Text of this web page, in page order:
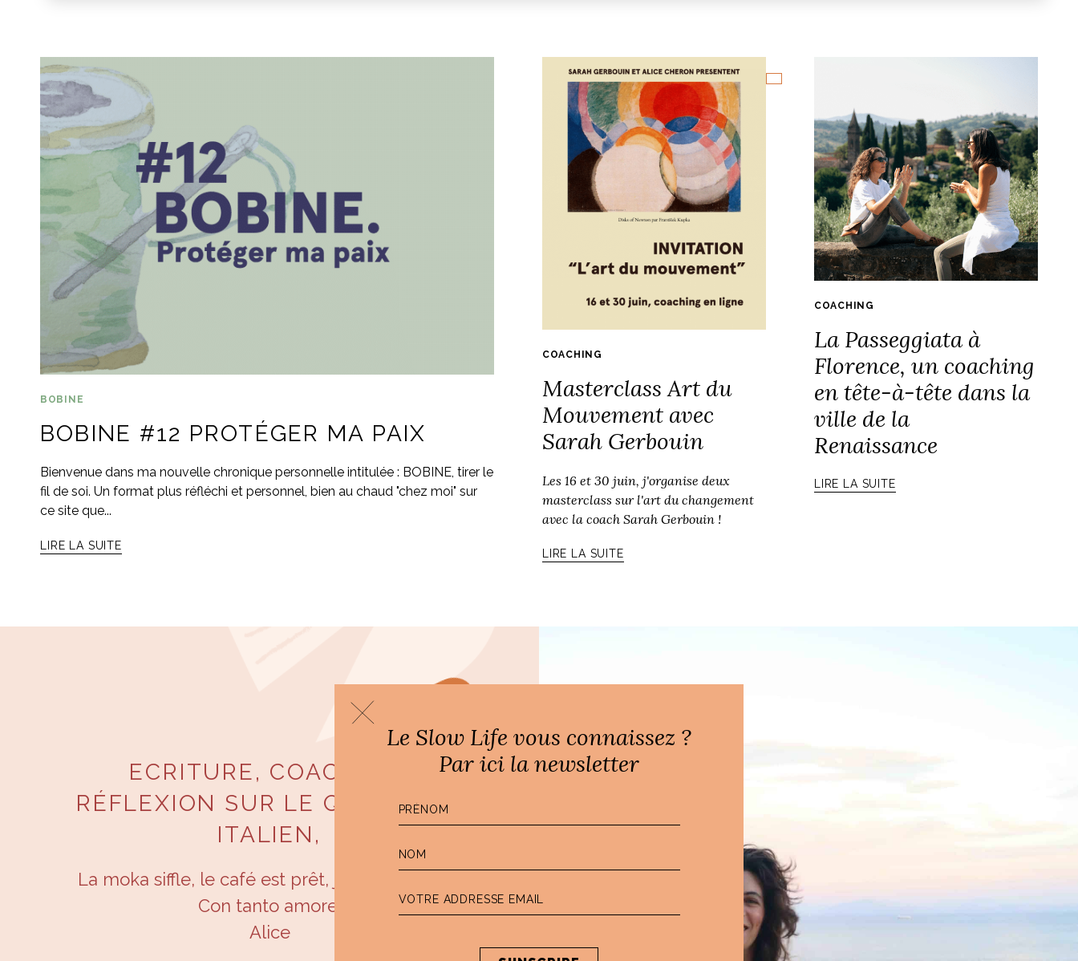
BOBINE
BOBINE #12 PROTÉGER MA PAIX
Bienvenue dans ma nouvelle chronique personnelle intitulée : BOBINE, tirer le
fil de soi. Un format plus réfléchi et personnel, bien au chaud "chez moi" sur
ce site que...
LIRE LA SUITE
COACHING
Masterclass Art du
Mouvement avec
Sarah Gerbouin
Les 16 et 30 juin, j'organise deux
masterclass sur l'art du changement
avec la coach Sarah Gerbouin !
LIRE LA SUITE
COACHING
La Passeggiata à
Florence, un coaching
en tête-à-tête dans la
ville de la
Renaissance
LIRE LA SUITE
ECRITURE, COACHING,
RÉFLEXION SUR LE QUOTIDIEN
ITALIEN,
La moka siffle, le café est prêt, je vous attends.
Con tanto amore,
Alice
Le Slow Life vous connaissez ?
Par ici la newsletter